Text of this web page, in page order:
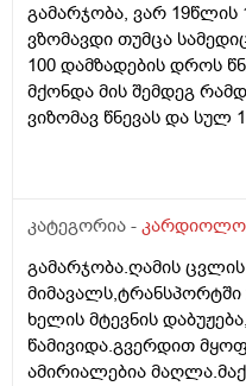
გამარჯობა, ვარ 19წლის
ვზომავდი თუმცა
100 დამზადების დროს
მქონდა მის შემდეგ
ვიზომავ წნევას და სულ
კატეგორია -
გამარჯობა.ღამის
მიმავალს,ტრანსპორტში
ხელის მტევნის
წამივიდა.გვერდით
ამირიალებია